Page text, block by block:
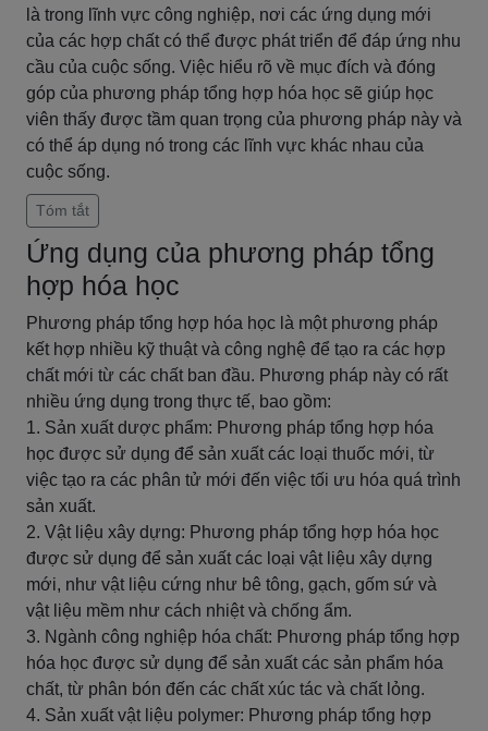
là trong lĩnh vực công nghiệp, nơi các ứng dụng mới
của các hợp chất có thể được phát triển để đáp ứng nhu
cầu của cuộc sống. Việc hiểu rõ về mục đích và đóng
góp của phương pháp tổng hợp hóa học sẽ giúp học
viên thấy được tầm quan trọng của phương pháp này và
có thể áp dụng nó trong các lĩnh vực khác nhau của
cuộc sống.
Tóm tắt
Ứng dụng của phương pháp tổng
hợp hóa học
Phương pháp tổng hợp hóa học là một phương pháp
kết hợp nhiều kỹ thuật và công nghệ để tạo ra các hợp
chất mới từ các chất ban đầu. Phương pháp này có rất
nhiều ứng dụng trong thực tế, bao gồm:
1. Sản xuất dược phẩm: Phương pháp tổng hợp hóa
học được sử dụng để sản xuất các loại thuốc mới, từ
việc tạo ra các phân tử mới đến việc tối ưu hóa quá trình
sản xuất.
2. Vật liệu xây dựng: Phương pháp tổng hợp hóa học
được sử dụng để sản xuất các loại vật liệu xây dựng
mới, như vật liệu cứng như bê tông, gạch, gốm sứ và
vật liệu mềm như cách nhiệt và chống ẩm.
3. Ngành công nghiệp hóa chất: Phương pháp tổng hợp
hóa học được sử dụng để sản xuất các sản phẩm hóa
chất, từ phân bón đến các chất xúc tác và chất lỏng.
4. Sản xuất vật liệu polymer: Phương pháp tổng hợp